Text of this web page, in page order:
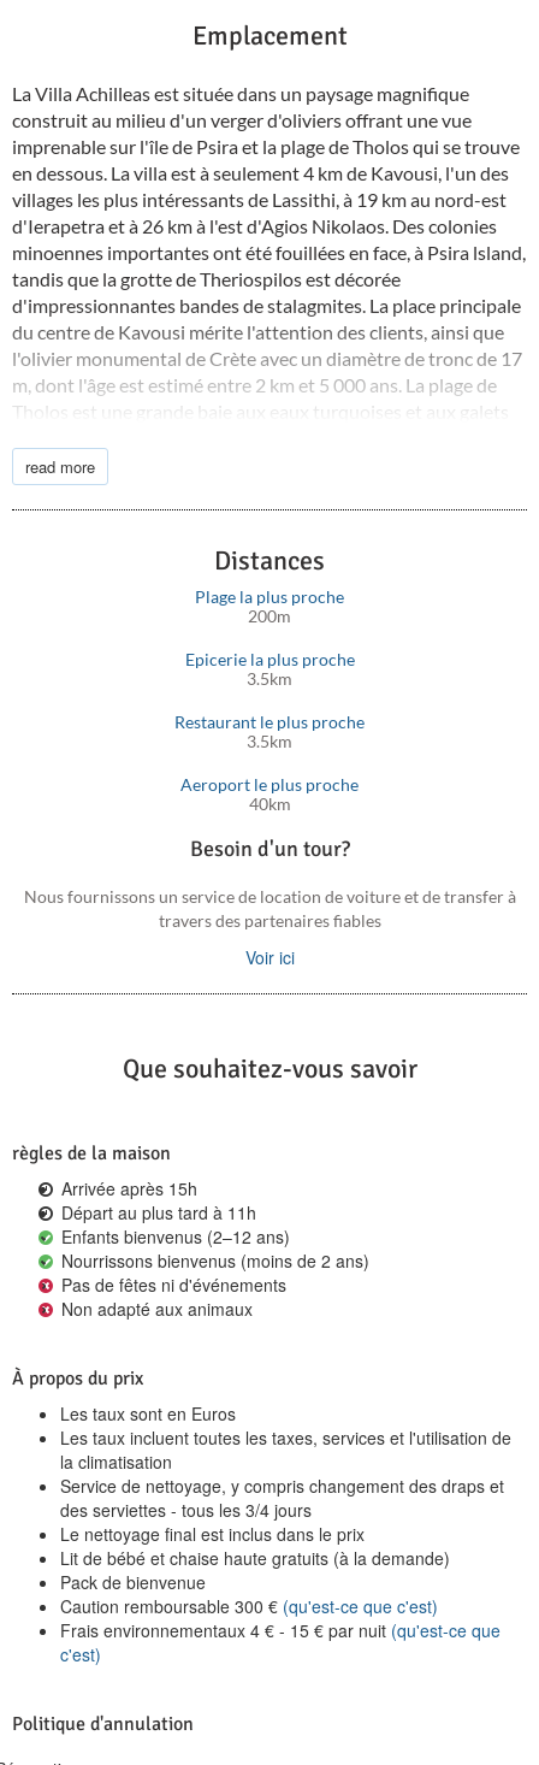
Emplacement
La Villa Achilleas est située dans un paysage magnifique
construit au milieu d'un verger d'oliviers offrant une vue
imprenable sur l'île de Psira et la plage de Tholos qui se trouve
en dessous. La villa est à seulement 4 km de Kavousi, l'un des
villages les plus intéressants de Lassithi, à 19 km au nord-est
d'Ierapetra et à 26 km à l'est d'Agios Nikolaos. Des colonies
minoennes importantes ont été fouillées en face, à Psira lsland,
tandis que la grotte de Theriospilos est décorée
d'impressionnantes bandes de stalagmites. La place principale
du centre de Kavousi mérite l'attention des clients, ainsi que
l'olivier monumental de Crète avec un diamètre de tronc de 17
m, dont l'âge est estimé entre 2 km et 5 000 ans. La plage de
Tholos est une grande baie aux eaux turquoises et aux galets
l'est de la Crète est la route Kavousi-Mesonas Gorge-Thripti.
read more
Distances
Plage la plus proche
200m
Epicerie la plus proche
3.5km
Restaurant le plus proche
3.5km
Aeroport le plus proche
40km
Besoin d'un tour?
Nous fournissons un service de location de voiture et de transfer à
travers des partenaires fiables
Voir ici
Que souhaitez-vous savoir
règles de la maison
Arrivée après 15h
Départ au plus tard à 11h
Enfants bienvenus (2–12 ans)
Nourrissons bienvenus (moins de 2 ans)
Pas de fêtes ni d'événements
Non adapté aux animaux
À propos du prix
Les taux sont en Euros
Les taux incluent toutes les taxes, services et l'utilisation de
la climatisation
Service de nettoyage, y compris changement des draps et
des serviettes - tous les 3/4 jours
Le nettoyage final est inclus dans le prix
Lit de bébé et chaise haute gratuits (à la demande)
Pack de bienvenue
Caution remboursable 300 € (qu'est-ce que c'est)
Frais environnementaux 4 € - 15 € par nuit (qu'est-ce que
c'est)
Politique d'annulation